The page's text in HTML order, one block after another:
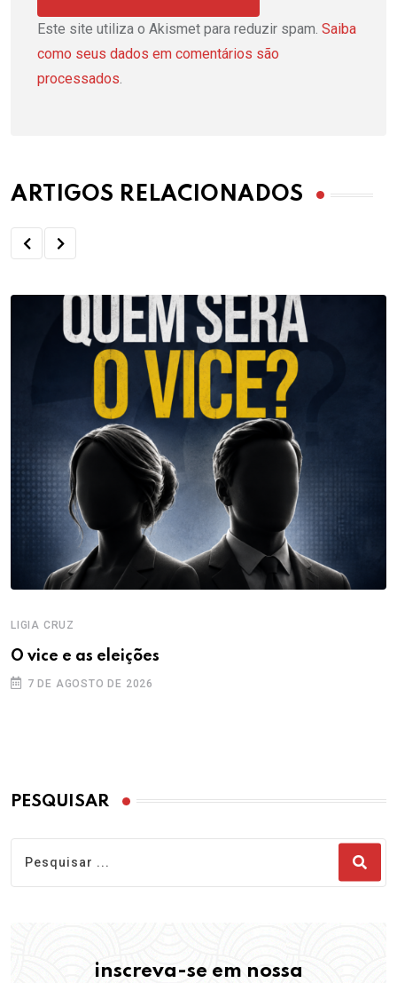
Este site utiliza o Akismet para reduzir spam. Saiba
como seus dados em comentários são
processados.
ARTIGOS RELACIONADOS
LIGIA CRUZ
O vice e as eleições
7 DE AGOSTO DE 2026
PESQUISAR
inscreva-se em nossa